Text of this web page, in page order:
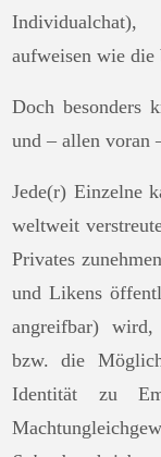
aufweisen wie
Doch besonders
und – allen voran
Jede(r) Einzelne
weltweit
Privates
und Likens
angreifbar)
bzw. die
Identität zu